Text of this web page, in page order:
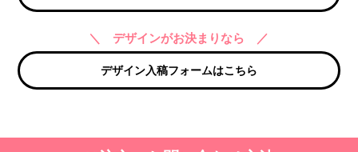
＼ デザインがお決まりなら ／
デザイン入稿フォームはこちら